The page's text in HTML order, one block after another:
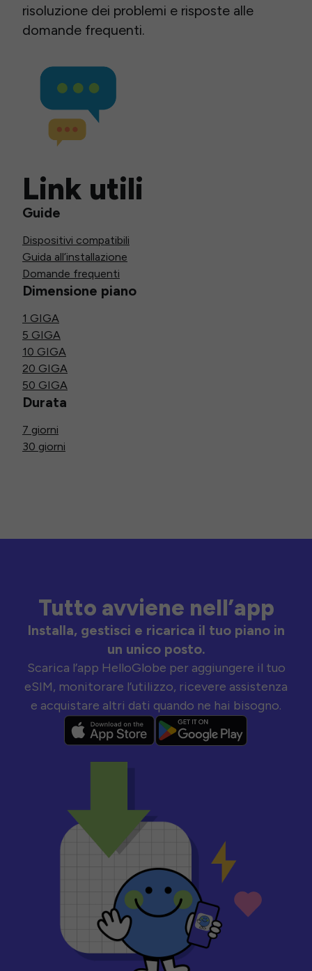
risoluzione dei problemi e risposte alle
domande frequenti.
Link utili
Guide
Dispositivi compatibili
Guida all’installazione
Domande frequenti
Dimensione piano
1 GIGA
5 GIGA
10 GIGA
20 GIGA
50 GIGA
Durata
7 giorni
30 giorni
Tutto avviene nell’app
Installa, gestisci e ricarica il tuo piano in
un unico posto.
Scarica l’app HelloGlobe per aggiungere il tuo
eSIM, monitorare l’utilizzo, ricevere assistenza
e acquistare altri dati quando ne hai bisogno.